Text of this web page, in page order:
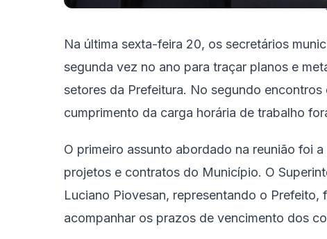
Na última sexta-feira 20, os secretários
segunda vez no ano para traçar planos e
setores da Prefeitura. No segundo
cumprimento da carga horária de trabalho
O primeiro assunto abordado na reunião foi
projetos e contratos do Município. O
Luciano Piovesan, representando o
acompanhar os prazos de vencimento dos